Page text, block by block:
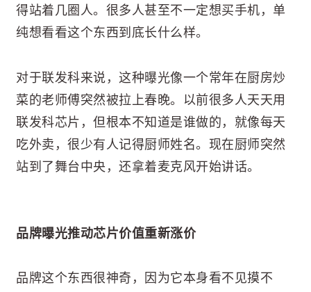
得站着几圈人。很多人甚至不一定想买手机，单
纯想看看这个东西到底长什么样。
对于联发科来说，这种曝光像一个常年在厨房炒
菜的老师傅突然被拉上春晚。以前很多人天天用
联发科芯片，但根本不知道是谁做的，就像每天
吃外卖，很少有人记得厨师姓名。现在厨师突然
站到了舞台中央，还拿着麦克风开始讲话。
品牌曝光推动芯片价值重新涨价
品牌这个东西很神奇，因为它本身看不见摸不